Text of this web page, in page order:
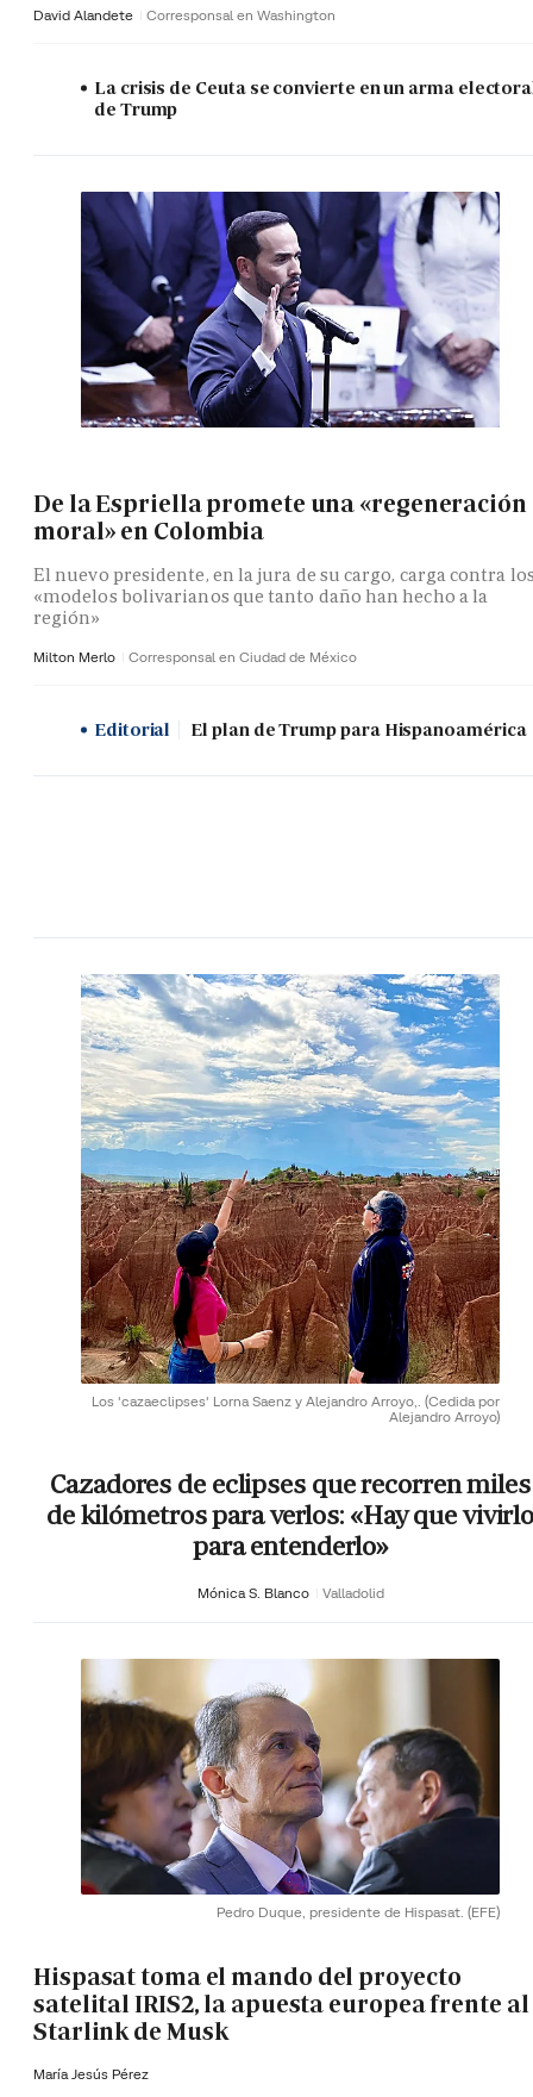
David Alandete Corresponsal en Washington
La crisis de Ceuta se convierte en un arma
de Trump
De la Espriella promete una «regeneración
moral» en Colombia
El nuevo presidente, en la jura de su cargo, carga contra
«modelos bolivarianos que tanto daño han hecho a la
región»
Milton Merlo Corresponsal en Ciudad de México
Editorial El plan de Trump para Hispanoamérica
Los 'cazaeclipses' Lorna Saenz y Alejandro Arroyo,. (Cedida por
Alejandro Arroyo)
Cazadores de eclipses que recorren miles
de kilómetros para verlos: «Hay que
para entenderlo»
Mónica S. Blanco Valladolid
Pedro Duque, presidente de Hispasat. (EFE)
Hispasat toma el mando del proyecto
satelital IRIS2, la apuesta europea frente al
Starlink de Musk
María Jesús Pérez